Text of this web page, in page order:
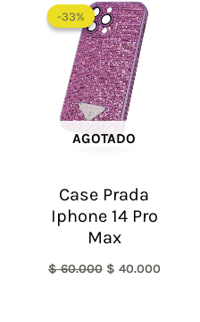
-33%
AGOTADO
-33%
Case Prada
Iphone 14 Pro
Max
$60.000
precio
original
era:
$ 60.000.
$ 40.000